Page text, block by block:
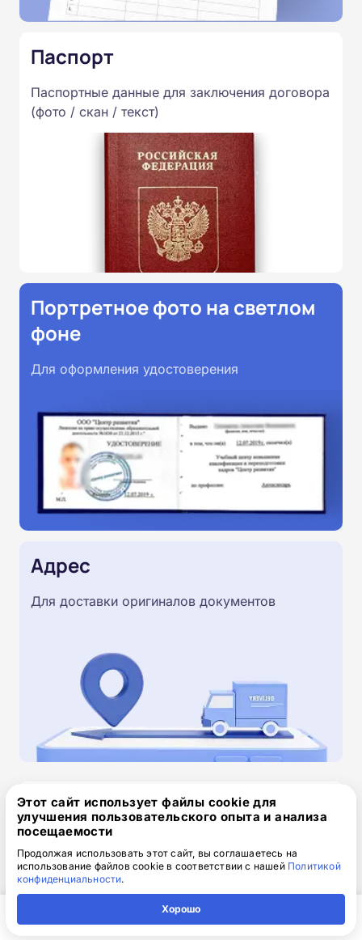
Паспорт
Паспортные данные для заключения договора
(фото / скан / текст)
Портретное фото на светлом
фоне
Для оформления удостоверения
Адрес
Для доставки оригиналов документов
Скачайте заявку на обучение
.doc, 32.52 Кб
Скачайте шаблон, заполните и отправьте по
электронной почте
Обязательно укажите контактный номер телефон.
Наш специалист свяжется с вами и утонит все
детали.
Этот сайт использует файлы cookie для
улучшения пользовательского опыта и анализа
посещаемости
Продолжая использовать этот сайт, вы соглашаетесь на
использование файлов cookie в соответствии с нашей Политикой
конфиденциальности.
Хорошо